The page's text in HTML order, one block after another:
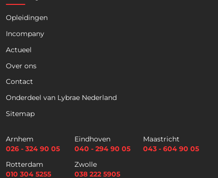
Opleidingen
Incompany
Actueel
Over ons
Contact
Onderdeel van Lybrae Nederland
Sitemap
Arnhem
026 - 324 90 05
Eindhoven
040 - 294 90 05
Maastricht
043 - 604 90 05
Rotterdam
010 304 5255
Zwolle
038 222 5905
Naam
Telefoon
m
a
l
*
Selectievakjes *
Hierbij accepteer ik dat ik via dit e-